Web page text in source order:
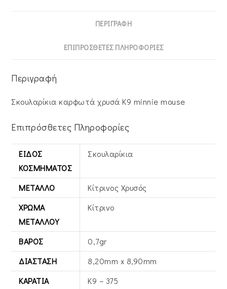
ΠΕΡΙΓΡΑΦΉ
ΕΠΙΠΡΌΣΘΕΤΕΣ ΠΛΗΡΟΦΟΡΊΕΣ
Περιγραφή
Σκουλαρίκια καρφωτά χρυσά Κ9 minnie mouse
Επιπρόσθετες Πληροφορίες
ΕΊΔΟΣ
ΚΟΣΜΉΜΑΤΟΣ
Σκουλαρίκια
ΜΈΤΑΛΛΟ
Κίτρινος Xρυσός
ΧΡΏΜΑ
ΜΕΤΆΛΛΟΥ
Κίτρινο
ΒΆΡΟΣ
0,7gr
ΔΙΆΣΤΑΣΗ
8,20mm x 8,90mm
ΚΑΡΆΤΙΑ
Κ9 – 375